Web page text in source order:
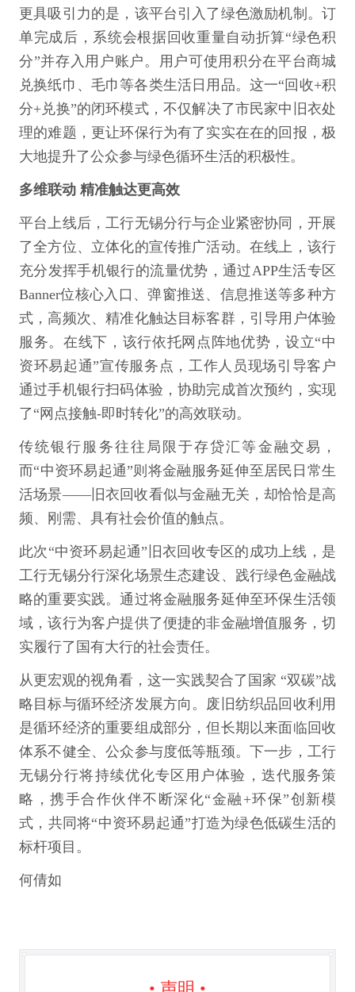
更具吸引力的是，该平台引入了绿色激励机制。订
单完成后，系统会根据回收重量自动折算“绿色积
分”并存入用户账户。用户可使用积分在平台商城
兑换纸巾、毛巾等各类生活日用品。这一“回收+积
分+兑换”的闭环模式，不仅解决了市民家中旧衣处
理的难题，更让环保行为有了实实在在的回报，极
大地提升了公众参与绿色循环生活的积极性。
多维联动 精准触达更高效
平台上线后，工行无锡分行与企业紧密协同，开展
了全方位、立体化的宣传推广活动。在线上，该行
充分发挥手机银行的流量优势，通过APP生活专区
Banner位核心入口、弹窗推送、信息推送等多种方
式，高频次、精准化触达目标客群，引导用户体验
服务。在线下，该行依托网点阵地优势，设立“中
资环易起通”宣传服务点，工作人员现场引导客户
通过手机银行扫码体验，协助完成首次预约，实现
了“网点接触-即时转化”的高效联动。
传统银行服务往往局限于存贷汇等金融交易，
而“中资环易起通”则将金融服务延伸至居民日常生
活场景——旧衣回收看似与金融无关，却恰恰是高
频、刚需、具有社会价值的触点。
此次“中资环易起通”旧衣回收专区的成功上线，是
工行无锡分行深化场景生态建设、践行绿色金融战
略的重要实践。通过将金融服务延伸至环保生活领
域，该行为客户提供了便捷的非金融增值服务，切
实履行了国有大行的社会责任。
从更宏观的视角看，这一实践契合了国家 “双碳”战
略目标与循环经济发展方向。废旧纺织品回收利用
是循环经济的重要组成部分，但长期以来面临回收
体系不健全、公众参与度低等瓶颈。下一步，工行
无锡分行将持续优化专区用户体验，迭代服务策
略，携手合作伙伴不断深化“金融+环保”创新模
式，共同将“中资环易起通”打造为绿色低碳生活的
标杆项目。
何倩如